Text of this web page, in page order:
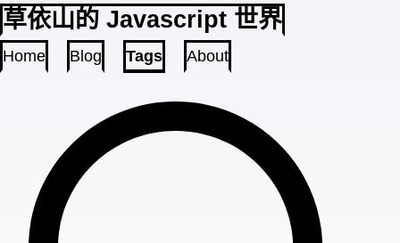
草依山的 Javascript 世界
Home Blog Tags About